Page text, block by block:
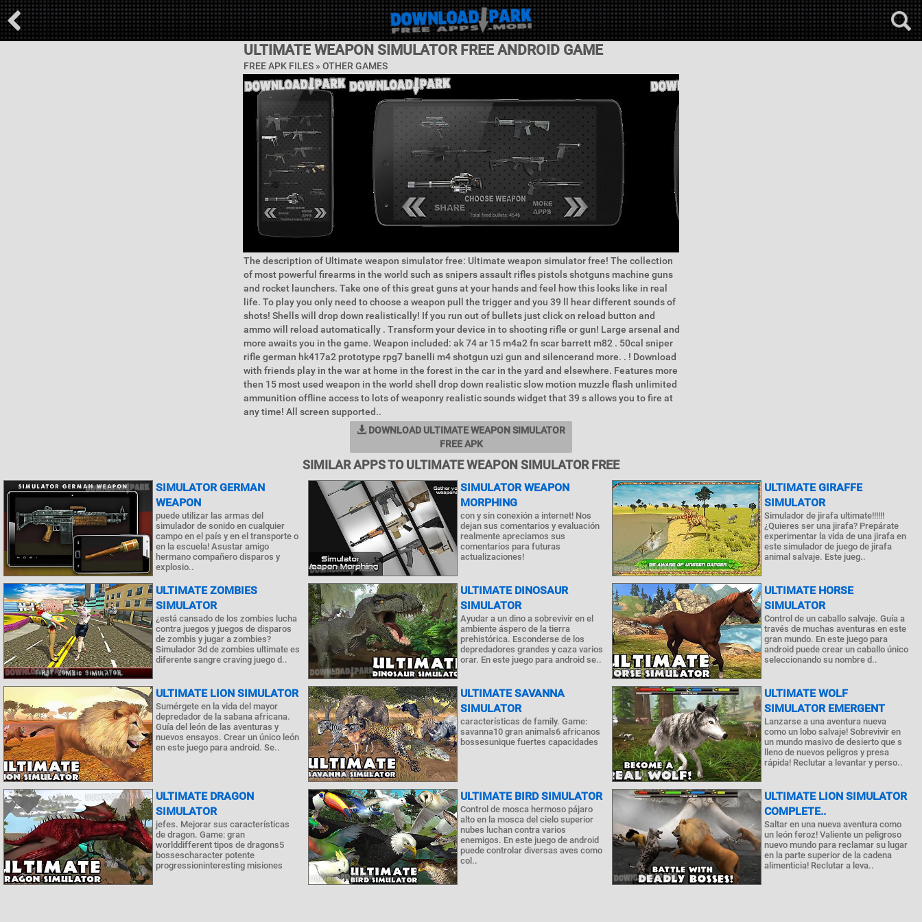
ULTIMATE WEAPON SIMULATOR FREE ANDROID GAME
FREE APK FILES » OTHER GAMES
The description of Ultimate weapon simulator free: Ultimate weapon simulator free! The collection
of most powerful firearms in the world such as snipers assault rifles pistols shotguns machine guns
and rocket launchers. Take one of this great guns at your hands and feel how this looks like in real
life. To play you only need to choose a weapon pull the trigger and you 39 ll hear different sounds of
shots! Shells will drop down realistically! If you run out of bullets just click on reload button and
ammo will reload automatically . Transform your device in to shooting rifle or gun! Large arsenal and
more awaits you in the game. Weapon included: ak 74 ar 15 m4a2 fn scar barrett m82 . 50cal sniper
rifle german hk417a2 prototype rpg7 banelli m4 shotgun uzi gun and silencerand more. . ! Download
with friends play in the war at home in the forest in the car in the yard and elsewhere. Features more
then 15 most used weapon in the world shell drop down realistic slow motion muzzle flash unlimited
ammunition offline access to lots of weaponry realistic sounds widget that 39 s allows you to fire at
any time! All screen supported..
DOWNLOAD ULTIMATE WEAPON SIMULATOR
FREE APK
SIMILAR APPS TO ULTIMATE WEAPON SIMULATOR FREE
SIMULATOR GERMAN
WEAPON
puede utilizar las armas del
simulador de sonido en cualquier
campo en el país y en el transporte o
en la escuela! Asustar amigo
hermano compañero disparos y
explosio..
SIMULATOR WEAPON
MORPHING
con y sin conexión a internet! Nos
dejan sus comentarios y evaluación
realmente apreciamos sus
comentarios para futuras
actualizaciones!
ULTIMATE GIRAFFE
SIMULATOR
Simulador de jirafa ultimate!!!!!!
¿Quieres ser una jirafa? Prepárate
experimentar la vida de una jirafa en
este simulador de juego de jirafa
animal salvaje. Este jueg..
ULTIMATE ZOMBIES
SIMULATOR
¿está cansado de los zombies lucha
contra juegos y juegos de disparos
de zombis y jugar a zombies?
Simulador 3d de zombies ultimate es
diferente sangre craving juego d..
ULTIMATE DINOSAUR
SIMULATOR
Ayudar a un dino a sobrevivir en el
ambiente áspero de la tierra
prehistórica. Esconderse de los
depredadores grandes y caza varios
orar. En este juego para android se..
ULTIMATE HORSE
SIMULATOR
Control de un caballo salvaje. Guía a
través de muchas aventuras en este
gran mundo. En este juego para
android puede crear un caballo único
seleccionando su nombre d..
ULTIMATE LION SIMULATOR
Sumérgete en la vida del mayor
depredador de la sabana africana.
Guía del león de las aventuras y
nuevos ensayos. Crear un único león
en este juego para android. Se..
ULTIMATE SAVANNA
SIMULATOR
características de family. Game:
savanna10 gran animals6 africanos
bossesunique fuertes capacidades
ULTIMATE WOLF
SIMULATOR EMERGENT
Lanzarse a una aventura nueva
como un lobo salvaje! Sobrevivir en
un mundo masivo de desierto que s
lleno de nuevos peligros y presa
rápida! Reclutar a levantar y perso..
ULTIMATE DRAGON
SIMULATOR
jefes. Mejorar sus características
de dragon. Game: gran
worlddifferent tipos de dragons5
bossescharacter potente
progressioninteresting misiones
ULTIMATE BIRD SIMULATOR
Control de mosca hermoso pájaro
alto en la mosca del cielo superior
nubes luchan contra varios
enemigos. En este juego de android
puede controlar diversas aves como
col..
ULTIMATE LION SIMULATOR
COMPLETE..
Saltar en una nueva aventura como
un león feroz! Valiente un peligroso
nuevo mundo para reclamar su lugar
en la parte superior de la cadena
alimenticia! Reclutar a leva..